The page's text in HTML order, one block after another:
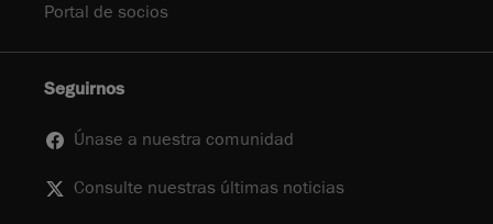
Portal de socios
Seguirnos
Únase a nuestra comunidad
Consulte nuestras últimas noticias